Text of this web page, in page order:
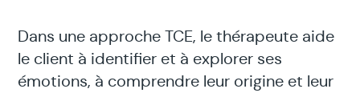
Dans une approche TCE, le thérapeute aide
le client à identifier et à explorer ses
émotions, à comprendre leur origine et leur